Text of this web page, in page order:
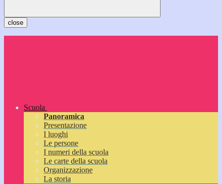
close
Scuola
Panoramica
Presentazione
I luoghi
Le persone
I numeri della scuola
Le carte della scuola
Organizzazione
La storia